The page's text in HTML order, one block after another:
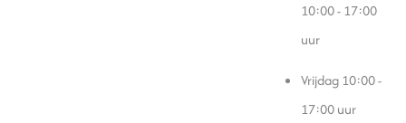
10:00 - 17:00
uur
Vrijdag10:00 -
17:00 uur